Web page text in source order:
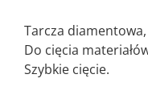
Tarcza
Do cięcia
Szybkie cięcie.